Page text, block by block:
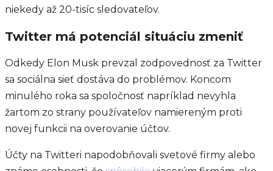
niekedy až 20-tisíc sledovateľov.
Twitter má potenciál situáciu zmeniť
Odkedy Elon Musk prevzal zodpovednosť za Twitter
sa sociálna sieť dostáva do problémov. Koncom
minulého roka sa spoločnosť napríklad nevyhla
žartom zo strany používateľov namiereným proti
novej funkcii na overovanie účtov.
Účty na Twitteri napodobňovali svetové firmy alebo